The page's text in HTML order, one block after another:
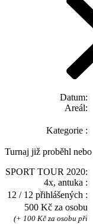
Datum
Areál
Kategorie
Turnaj již proběhl
SPORT TOUR 2020
4x, antuka
12 / 12 přihlášených
500 Kč za osobu
(+ 100 Kč za osobu při